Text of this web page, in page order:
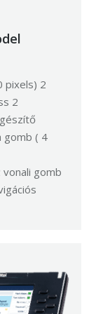
pixels) 2
2
gomb ( 4
gomb